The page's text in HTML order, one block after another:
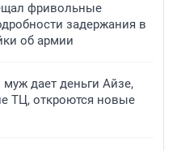
фривольные
задержания в
об армии
дает деньги Айзе,
ТЦ, откроются новые